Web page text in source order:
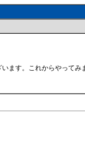
ます。これからやってみ